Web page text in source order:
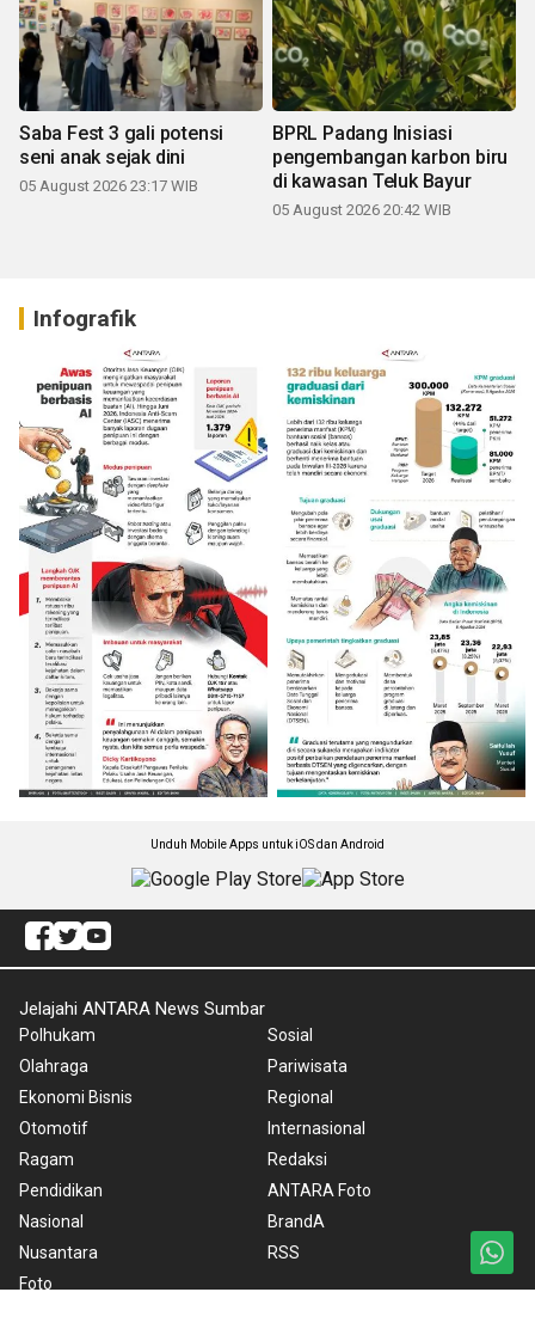
Saba Fest 3 gali potensi
seni anak sejak dini
05 August 2026 23:17 WIB
BPRL Padang Inisiasi
pengembangan karbon biru
di kawasan Teluk Bayur
05 August 2026 20:42 WIB
Infografik
Unduh Mobile Apps untuk iOS dan Android
Jelajahi ANTARA News Sumbar
Polhukam
Olahraga
Ekonomi Bisnis
Otomotif
Ragam
Pendidikan
Nasional
Nusantara
Foto
Sosial
Pariwisata
Regional
Internasional
Redaksi
ANTARA Foto
BrandA
RSS